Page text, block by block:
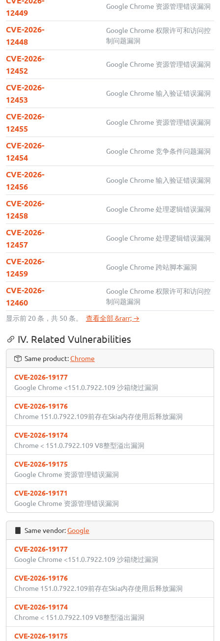
12449
Google Chrome 资源管理错误漏洞
CVE-2026-
12448
Google Chrome 权限许可和访问控
制问题漏洞
CVE-2026-
12452
Google Chrome 资源管理错误漏洞
CVE-2026-
12453
Google Chrome 输入验证错误漏洞
CVE-2026-
12455
Google Chrome 资源管理错误漏洞
CVE-2026-
12454
Google Chrome 竞争条件问题漏洞
CVE-2026-
12456
Google Chrome 输入验证错误漏洞
CVE-2026-
12458
Google Chrome 处理逻辑错误漏洞
CVE-2026-
12457
Google Chrome 处理逻辑错误漏洞
CVE-2026-
12459
Google Chrome 跨站脚本漏洞
CVE-2026-
12460
Google Chrome 权限许可和访问控
制问题漏洞
显示前 20 条，共 50 条。
查看全部 &rarr; →
IV. Related Vulnerabilities
Same product:Chrome
CVE-2026-19177
Google Chrome <151.0.7922.109 沙箱绕过漏洞
CVE-2026-19176
Chrome 151.0.7922.109前存在Skia内存使用后释放漏洞
CVE-2026-19174
Chrome < 151.0.7922.109 V8整型溢出漏洞
CVE-2026-19175
Google Chrome 资源管理错误漏洞
CVE-2026-19171
Google Chrome 资源管理错误漏洞
Same vendor:Google
CVE-2026-19177
Google Chrome <151.0.7922.109 沙箱绕过漏洞
CVE-2026-19176
Chrome 151.0.7922.109前存在Skia内存使用后释放漏洞
CVE-2026-19174
Chrome < 151.0.7922.109 V8整型溢出漏洞
CVE-2026-19175